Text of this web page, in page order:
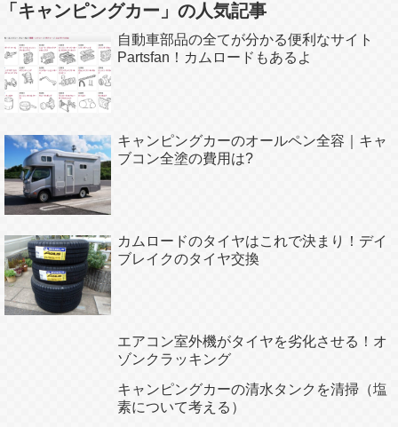
「キャンピングカー」の人気記事
自動車部品の全てが分かる便利なサイト
Partsfan！カムロードもあるよ
キャンピングカーのオールペン全容｜キャ
ブコン全塗の費用は?
カムロードのタイヤはこれで決まり！デイ
ブレイクのタイヤ交換
エアコン室外機がタイヤを劣化させる！オ
ゾンクラッキング
キャンピングカーの清水タンクを清掃（塩
素について考える）